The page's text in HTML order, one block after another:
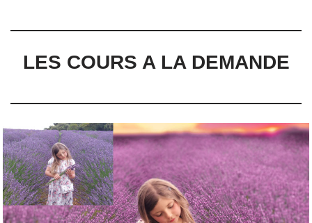
LES COURS A LA DEMANDE